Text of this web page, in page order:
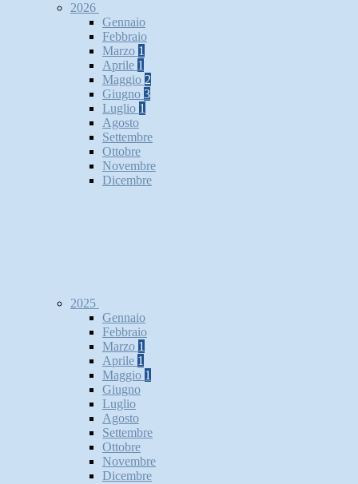
2026
Gennaio
Febbraio
Marzo 1
Aprile 1
Maggio 2
Giugno 3
Luglio 1
Agosto
Settembre
Ottobre
Novembre
Dicembre
2025
Gennaio
Febbraio
Marzo 1
Aprile 1
Maggio 1
Giugno
Luglio
Agosto
Settembre
Ottobre
Novembre
Dicembre